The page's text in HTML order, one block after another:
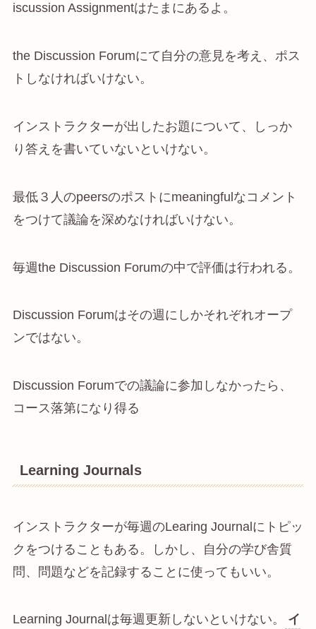
iscussion Assignmentはたまにあるよ。
the Discussion Forumにて自分の意見を考え、ポス
トしなければいけない。
インストラクターが出したお題について、しっか
り答えを書いていないといけない。
最低３人のpeersのポストにmeaningfulなコメント
をつけて議論を深めなければいけない。
毎週the Discussion Forumの中で評価は行われる。
Discussion Forumはその週にしかそれぞれオープ
ンではない。
Discussion Forumでの議論に参加しなかったら、
コース落第になり得る
Learning Journals
インストラクターが毎週のLearing Journalにトピッ
クをつけることもある。しかし、自分の学び舎質
問、問題などを記録することに使ってもいい。
Learning Journalは毎週更新しないといけない。
イ